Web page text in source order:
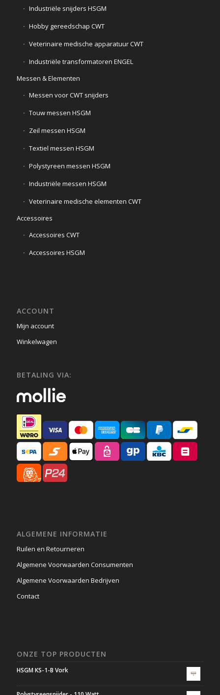
Industriële snijders HSGM
Hobby gereedschap CWT
Veterinaire medische apparatuur CWT
Industriële transformatoren ENGEL
Messen & Elementen
Messen voor CWT snijders
Touw messen HSGM
Zeil messen HSGM
Textiel messen HSGM
Polystyreen messen HSGM
Industriële messen HSGM
Veterinaire medische elementen CWT
Accessoires
Accessoires CWT
Accessoires HSGM
ACCOUNT
Mijn account
Winkelwagen
BETALING VIA:
ALGEMENE INFORMATIE
Ruilen en Retourneren
Algemene Voorwaarden Consumenten
Algemene Voorwaarden Bedrijven
Contact
ONZE TOP PRODUCTEN
HSGM KS-1-B Vork